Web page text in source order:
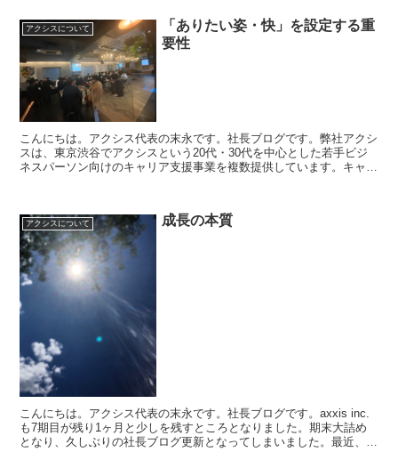
アクシスについて
「ありたい姿・快」を設定する重
要性
こんにちは。アクシス代表の末永です。社長ブログです。弊社アクシ
スは、東京渋谷でアクシスという20代・30代を中心とした若手ビジ
ネスパーソン向けのキャリア支援事業を複数提供しています。キャリ
アクシスについて 成長の本質
こんにちは。アクシス代表の末永です。社長ブログです。axxis inc.
も7期目が残り1ヶ月と少しを残すところとなりました。期末大詰め
となり、久しぶりの社長ブログ更新となってしまいました。最近、僕